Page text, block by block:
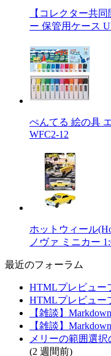
【コレクター共
ー 保管用ケース
ぺんてる 絵の具
WFC2-12
ホットウィール
ノヴァ ミニカー
最近のフォーラム
HTMLプレビュー
HTMLプレビュー
【雑談】
【雑談】
メリーの範囲選
(2 週間前)